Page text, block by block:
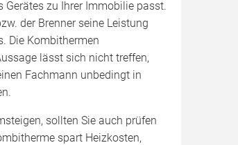
Gerätes zu Ihrer Immobilie passt.
der Brenner seine Leistung
Die Kombithermen
lässt sich nicht treffen,
Fachmann unbedingt in
sollten Sie auch prüfen
spart Heizkosten,